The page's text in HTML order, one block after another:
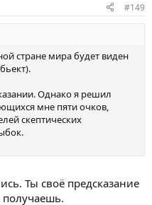
#149
стране мира будет виден
Однако я решил
мне пяти очков,
скептических
Ты своё предсказание
получаешь.